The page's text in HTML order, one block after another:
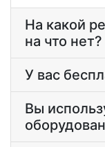
На какой
на что нет?
У вас
Вы